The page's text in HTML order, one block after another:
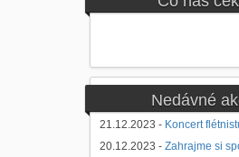
Nedávné
21.12.2023 - Koncert
20.12.2023 - Zahrajme si